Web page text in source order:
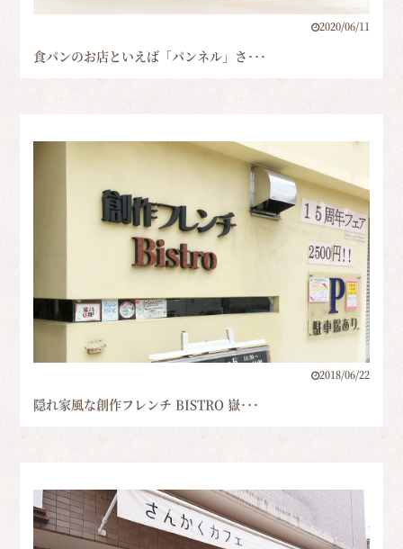
2020/06/11
食パンのお店といえば「パンネル」さ･･･
2018/06/22
隠れ家風な創作フレンチ BISTRO 嶽･･･